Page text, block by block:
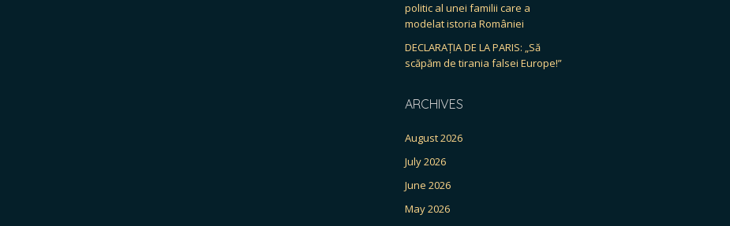
politic al unei familii care a
modelat istoria României
DECLARAȚIA DE LA PARIS: „Să
scăpăm de tirania falsei Europe!”
ARCHIVES
August 2026
July 2026
June 2026
May 2026